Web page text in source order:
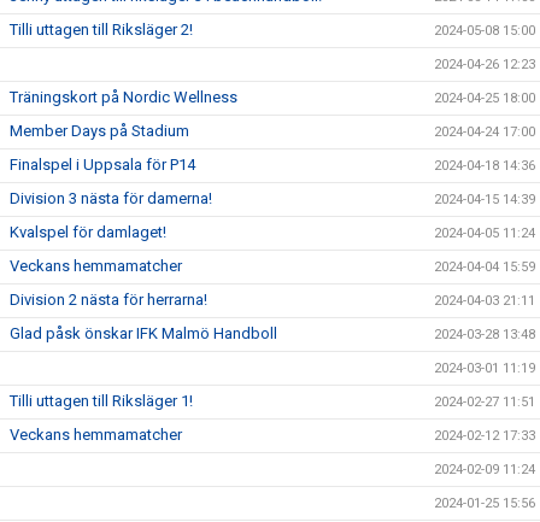
Tilli uttagen till Riksläger 2! 2024-05-08 15:00
2024-04-26 12:23
Träningskort på Nordic Wellness 2024-04-25 18:00
Member Days på Stadium 2024-04-24 17:00
Finalspel i Uppsala för P14 2024-04-18 14:36
Division 3 nästa för damerna! 2024-04-15 14:39
Kvalspel för damlaget! 2024-04-05 11:24
Veckans hemmamatcher 2024-04-04 15:59
Division 2 nästa för herrarna! 2024-04-03 21:11
Glad påsk önskar IFK Malmö Handboll 2024-03-28 13:48
2024-03-01 11:19
Tilli uttagen till Riksläger 1! 2024-02-27 11:51
Veckans hemmamatcher 2024-02-12 17:33
2024-02-09 11:24
2024-01-25 15:56